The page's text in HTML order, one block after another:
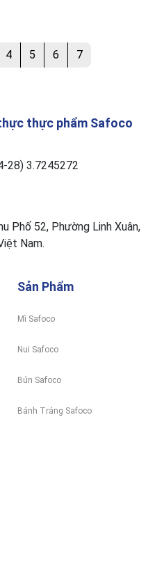
4 5 6 7
thực phẩm Safoco
28) 3.7245272
Phố 52, Phường Linh Xuân,
Nam.
Sản Phẩm
Mì Safoco
Nui Safoco
Bún Safoco
Bánh Tráng Safoco